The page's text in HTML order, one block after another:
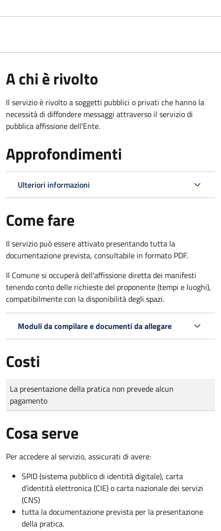
A chi è rivolto
Il servizio è rivolto a soggetti pubblici o privati che hanno la
necessità di diffondere messaggi attraverso il servizio di
pubblica affissione dell'Ente.
Approfondimenti
Ulteriori informazioni
Come fare
Il servizio può essere attivato presentando tutta la
documentazione prevista, consultabile in formato PDF.
Il Comune si occuperà dell'affissione diretta dei manifesti
tenendo conto delle richieste del proponente (tempi e luoghi),
compatibilmente con la disponibilità degli spazi.
Moduli da compilare e documenti da allegare
Costi
Tipo di pagamento
Importo
La presentazione della pratica non prevede alcun
pagamento
Cosa serve
Per accedere al servizio, assicurati di avere:
SPID (sistema pubblico di identità digitale), carta
d’identità elettronica (CIE) o carta nazionale dei servizi
(CNS)
tutta la documentazione prevista per la presentazione
della pratica.